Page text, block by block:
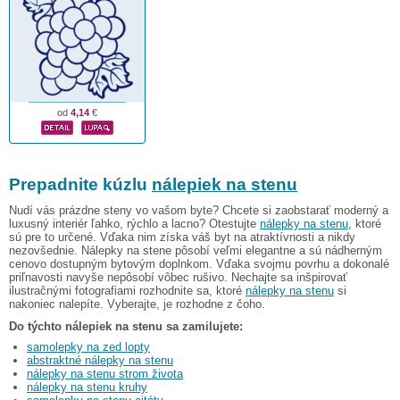
od 4,14 €
Prepadnite kúzlu nálepiek na stenu
Nudí vás prázdne steny vo vašom byte? Chcete si zaobstarať moderný a
luxusný interiér ľahko, rýchlo a lacno? Otestujte nálepky na stenu , ktoré
sú pre to určené. Vďaka nim získa váš byt na atraktívnosti a nikdy
nezovšednie. Nálepky na stene pôsobí veľmi elegantne a sú nádherným
cenovo dostupným bytovým doplnkom. Vďaka svojmu povrhu a dokonalé
priľnavosti navyše nepôsobí vôbec rušivo. Nechajte sa inšpirovať
ilustračnými fotografiami rozhodnite sa, ktoré nálepky na stenu si
nakoniec nalepíte. Vyberajte, je rozhodne z čoho.
Do týchto nálepiek na stenu sa zamilujete:
samolepky na zed lopty
abstraktné nálepky na stenu
nálepky na stenu strom života
nálepky na stenu kruhy